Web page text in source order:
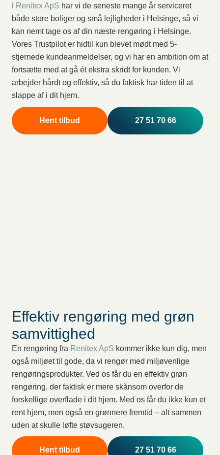
Renitex ApS har vi de seneste mange år serviceret
både store boliger og små lejligheder i Helsinge, så vi
kan nemt tage os af din næste rengøring i Helsinge.
Vores Trustpilot er hidtil kun blevet mødt med 5-
stjernede kundeanmeldelser, og vi har en ambition om at
fortsætte med at gå ét ekstra skridt for kunden. Vi
arbejder hårdt og effektiv, så du faktisk har tiden til at
slappe af i dit hjem.
Hent tilbud 27 51 70 66
Effektiv rengøring med grøn
samvittighed
En rengøring fra Renitex ApS kommer ikke kun dig, men
også miljøet til gode, da vi rengør med miljøvenlige
rengøringsprodukter. Ved os får du en effektiv grøn
rengøring, der faktisk er mere skånsom overfor de
forskellige overflade i dit hjem. Med os får du ikke kun et
rent hjem, men også en grønnere fremtid – alt sammen
uden at skulle løfte støvsugeren.
Hent tilbud 27 51 70 66